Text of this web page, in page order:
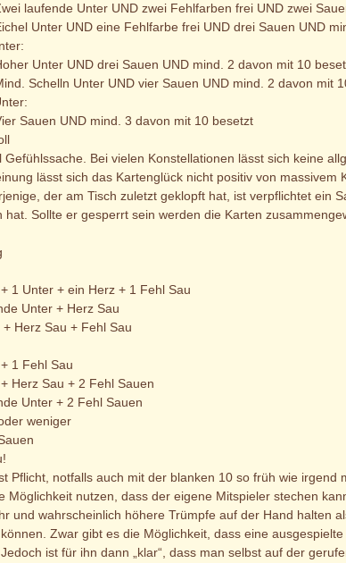
laufende Unter UND zwei Fehlfarben frei UND zwei
Unter UND eine Fehlfarbe frei UND drei Sauen UND
Unter UND drei Sauen UND mind. 2 davon mit 10
Schelln Unter UND vier Sauen UND mind. 2 davon mit
Sauen UND mind. 3 davon mit 10 besetzt
Gefühlssache. Bei vielen Konstellationen lässt sich keine
lässt sich das Kartenglück nicht positiv von massivem
der am Tisch zuletzt geklopft hat, ist verpflichtet ein
hat. Sollte er gesperrt sein werden die Karten
1 Unter + ein Herz + 1 Fehl Sau
Unter + Herz Sau
+ Herz Sau + Fehl Sau
1 Fehl Sau
Herz Sau + 2 Fehl Sauen
Unter + 2 Fehl Sauen
weniger
Pflicht, notfalls auch mit der blanken 10 so früh wie
Möglichkeit nutzen, dass der eigene Mitspieler stechen
und wahrscheinlich höhere Trümpfe auf der Hand halten
Zwar gibt es die Möglichkeit, dass eine
ist für ihn dann „klar“, dass man selbst auf der